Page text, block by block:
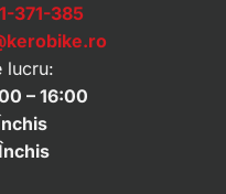
371-385
lucru:
– 16:00